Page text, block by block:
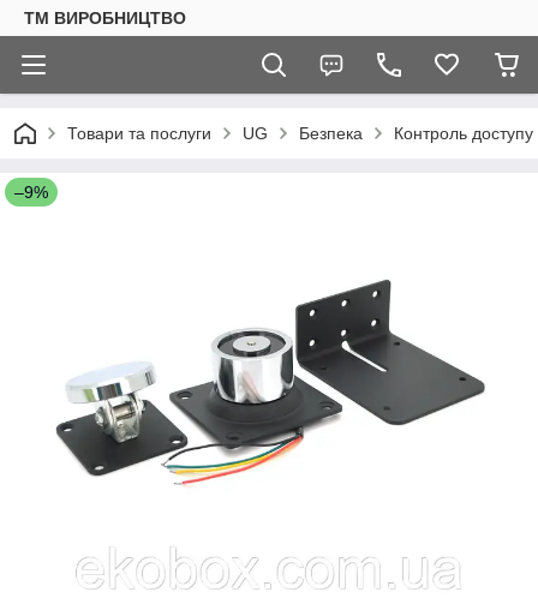
ТМ ВИРОБНИЦТВО
Товари та послуги UG Безпека Контроль доступу
–9%